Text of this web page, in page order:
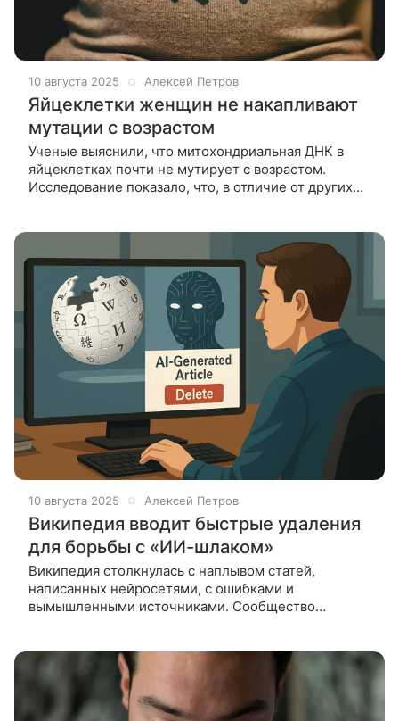
10 августа 2025 Алексей Петров
Яйцеклетки женщин не накапливают
мутации с возрастом
Ученые выяснили, что митохондриальная ДНК в
яйцеклетках почти не мутирует с возрастом.
Исследование показало, что, в отличие от других
10 августа 2025 Алексей Петров
Википедия вводит быстрые удаления
для борьбы с «ИИ-шлаком»
Википедия столкнулась с наплывом статей,
написанных нейросетями, с ошибками и
вымышленными источниками. Сообщество
числа сгенерированных